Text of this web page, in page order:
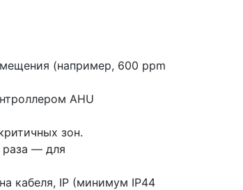
(например, 600 ppm
AHU
зон.
раза — для
кабеля, IP (минимум IP44